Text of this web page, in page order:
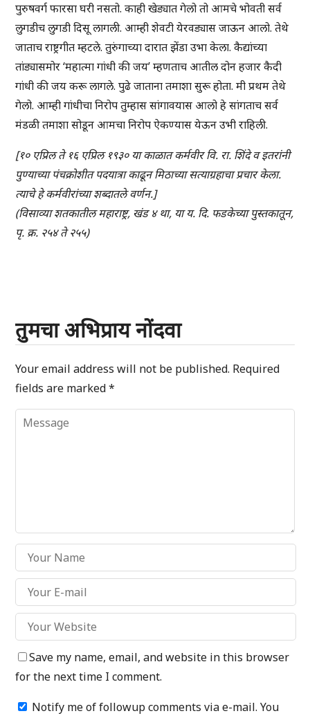
पुरुषवर्ग फारसा घरी नसतो. काही खेड्यात गेलो तो आमचे भोवती सर्व
लुगडीच लुगडी दिसू लागली. आम्ही शेवटी येरवड्यास जाऊन आलो. तेथे
जाताच राष्ट्रगीत म्हटले. तुरुंगाच्या दारात झेंडा उभा केला. कैद्यांच्या
तांड्यासमोर ‘महात्मा गांधी की जय’ म्हणताच आतील दोन हजार कैदी
गांधी की जय करू लागले. पुढे जाताना तमाशा सुरू होता. मी प्रथम तेथे
गेलो. आम्ही गांधीचा निरोप तुम्हास सांगावयास आलो हे सांगताच सर्व
मंडळी तमाशा सोडून आमचा निरोप ऐकण्यास येऊन उभी राहिली.
[१० एप्रिल ते १६ एप्रिल १९३० या काळात कर्मवीर वि. रा. शिंदे व इतरांनी
पुण्याच्या पंचक्रोशीत पदयात्रा काढून मिठाच्या सत्याग्रहाचा प्रचार केला.
त्याचे हे कर्मवीरांच्या शब्दातले वर्णन.]
(विसाव्या शतकातील महाराष्ट्र, खंड ४ था, या य. दि. फडकेच्या पुस्तकातून,
पृ. क्र. २५४ ते २५५)
तुमचा अभिप्राय नोंदवा
Your email address will not be published. Required
fields are marked*
Save my name, email, and website in this browser
for the next time I comment.
Notify me of followup comments via e-mail. You